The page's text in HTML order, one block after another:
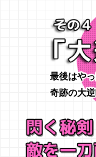
最後はや
奇跡の大